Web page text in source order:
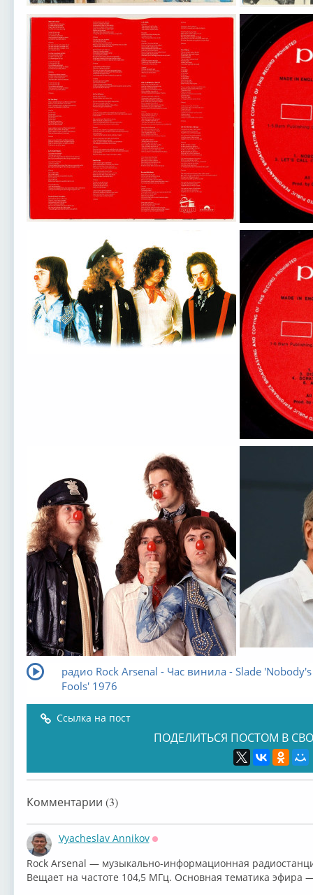
радио Rock Arsenal - Час винила - Slade 'Nobody's
Fools' 1976
Ссылка на пост
ПОДЕЛИТЬСЯ ПОСТОМ В
Комментарии (3)
Vyacheslav Annikov
⁣Rock Arsenal — музыкально-информационная
Вещает на частоте 104,5 МГц. Основная тематика эфира